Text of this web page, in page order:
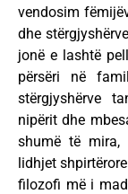
vendosim
dhe
jonë e lashtë
përsëri në
stërgjyshërve
nipërit dhe
shumë të mira,
lidhjet
filozofi më i